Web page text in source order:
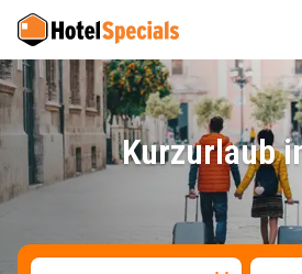
Kurzurlaub